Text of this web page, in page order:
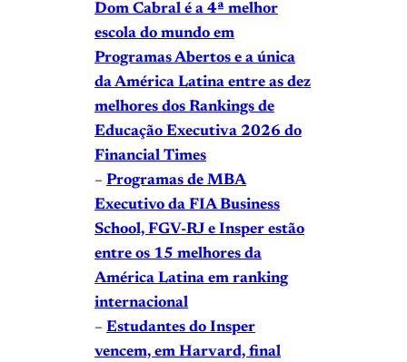
Dom Cabral é a 4ª melhor
escola do mundo em
Programas Abertos e a única
da América Latina entre as dez
melhores dos Rankings de
Educação Executiva 2026 do
Financial Times
– Programas de MBA
Executivo da FIA Business
School, FGV-RJ e Insper estão
entre os 15 melhores da
América Latina em ranking
internacional
– Estudantes do Insper
vencem, em Harvard, final